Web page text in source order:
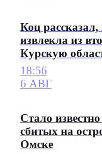
Коц
извлекла из
Курскую
18:56
6 АВГ
Стало
сбитых на
Омске